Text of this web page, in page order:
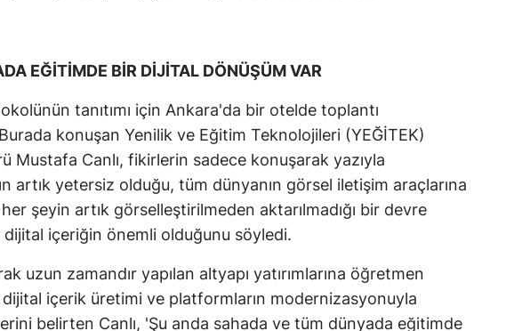
EĞİTİMDE BİR DİJİTAL DÖNÜŞÜM VAR
tanıtımı için Ankara'da bir otelde toplantı
konuşan Yenilik ve Eğitim Teknolojileri (YEĞİTEK)
Mustafa Canlı, fikirlerin sadece konuşarak yazıyla
artık yetersiz olduğu, tüm dünyanın görsel iletişim araçlarına
şeyin artık görselleştirilmeden aktarılmadığı bir devre
içeriğin önemli olduğunu söyledi.
uzun zamandır yapılan altyapı yatırımlarına öğretmen
içerik üretimi ve platformların modernizasyonuyla
belirten Canlı, 'Şu anda sahada ve tüm dünyada eğitimde